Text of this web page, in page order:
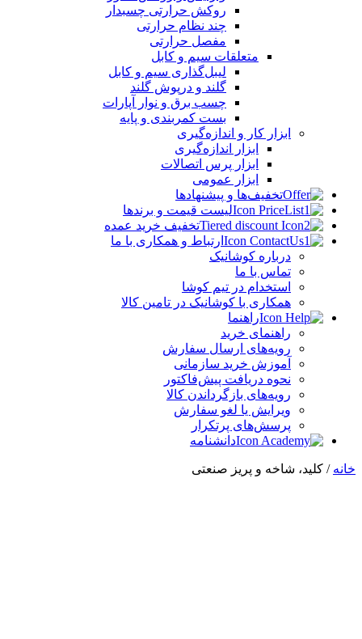
روکش حرارتی چسبدار
چند نظام حرارتی
مفصل حرارتی
متعلقات سیم و کابل
لیبل‌گذاری سیم و کابل
گلند و درپوش گلند
چسب برق و نوار آپارات
بست کمربندی و پایه
ابزار کار و اندازه‌گیری
ابزار اندازه‌گیری
ابزار پرس اتصالات
ابزار عمومی
تخفیف‌ها و پیشنهادها
لیست قیمت و برندها
تخفیف خرید عمده
ارتباط و همکاری با ما
درباره کوشانیک
تماس با ما
استخدام در تیم کوشا
همکاری با کوشانیک در تامین کالا
راهنما
راهنمای خرید
رویه‌های ارسال سفارش
آموزش خرید سازمانی
نحوه دریافت پیش‌فاکتور
رویه‌های بازگرداندن کالا
ویرایش یا لغو سفارش
پرسش‌های پرتکرار
دانشنامه
خانه / کلید، شاخه و پریز صنعتی